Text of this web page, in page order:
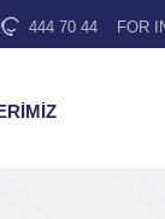
444 70 44 FOR